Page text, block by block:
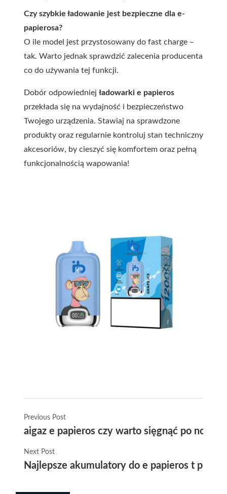
Czy szybkie ładowanie jest bezpieczne dla e-
papierosa?
O ile model jest przystosowany do fast charge –
tak. Warto jednak sprawdzić zalecenia producenta
co do używania tej funkcji.
Dobór odpowiedniej ładowarki e papieros
przekłada się na wydajność i bezpieczeństwo
Twojego urządzenia. Stawiaj na sprawdzone
produkty oraz regularnie kontroluj stan techniczny
akcesoriów, by cieszyć się komfortem oraz pełną
funkcjonalnością wapowania!
Previous Post
aigaz e papieros czy warto sięgnąć po
Next Post
Najlepsze akumulatory do e papieros t priv